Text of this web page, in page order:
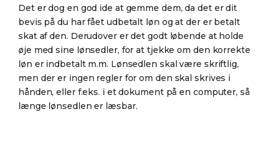
Det er dog en god ide at gemme dem, da det er dit
bevis på du har fået udbetalt løn og at der er betalt
skat af den. Derudover er det godt løbende at holde
øje med sine lønsedler, for at tjekke om den korrekte
løn er indbetalt m.m. Lønsedlen skal være skriftlig,
men der er ingen regler for om den skal skrives i
hånden, eller f.eks. i et dokument på en computer, så
længe lønsedlen er læsbar.